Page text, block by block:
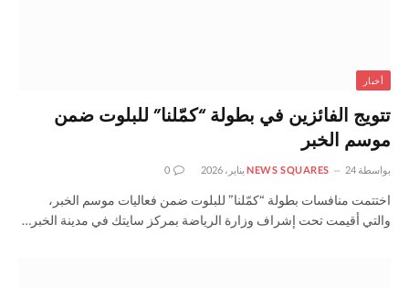
أخبار
تتويج الفائزين في بطولة “كمّلنا” للبلوت ضمن
موسم الخبر
بواسطة NEWS SQUARES 24 يناير، 2026 0
اختتمت منافسات بطولة “كمّلنا” للبلوت ضمن فعاليات موسم الخبر،
والتي أقيمت تحت إشراف وزارة الرياضة بمركز سايتك في مدينة الخبر…